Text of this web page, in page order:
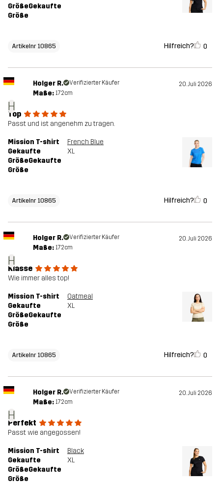
GrößeGekaufte
Größe
Artikelnr 10865 Hilfreich? 0
H
Holger R. Verifizierter Käufer 20. Juli 2026
Maße: 172cm
Top
Passt und ist angenehm zu tragen.
Mission T-shirt
French Blue
Gekaufte
GrößeGekaufte
Größe
XL
Artikelnr 10865 Hilfreich? 0
H
Holger R. Verifizierter Käufer 20. Juli 2026
Maße: 172cm
Klasse
Wie immer alles top!
Mission T-shirt
Oatmeal
Gekaufte
GrößeGekaufte
Größe
XL
Artikelnr 10865 Hilfreich? 0
H
Holger R. Verifizierter Käufer 20. Juli 2026
Maße: 172cm
Perfekt
Passt wie angegossen!
Mission T-shirt
Black
Gekaufte
GrößeGekaufte
Größe
XL